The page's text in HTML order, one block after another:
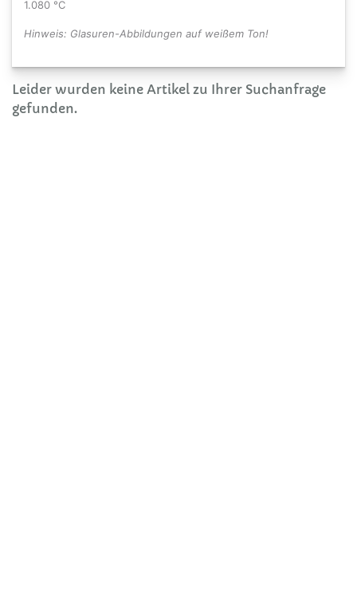
1.080 °C
Hinweis: Glasuren-Abbildungen auf weißem Ton!
Leider wurden keine Artikel zu Ihrer Suchanfrage
gefunden.